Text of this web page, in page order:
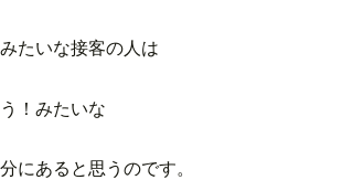
たいな接客の人は
！みたいな
にあると思うのです。